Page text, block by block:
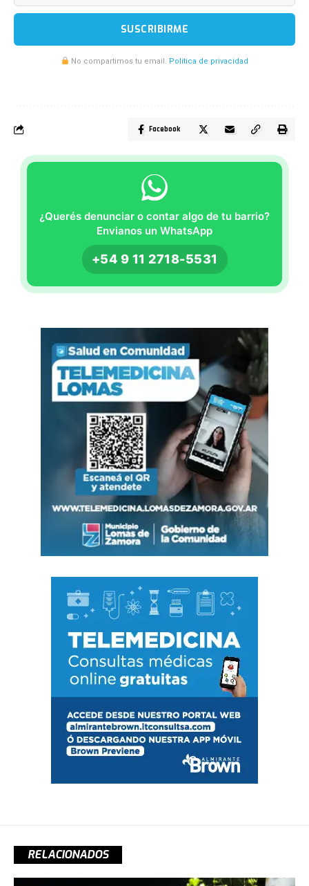
SUSCRIBIRME
No compartimos tu email. Politica de privacidad
Facebook
¿Querés denunciar o contar algo de tu barrio?
Envianos un WhatsApp
+54 9 11 2718-5531
RELACIONADOS